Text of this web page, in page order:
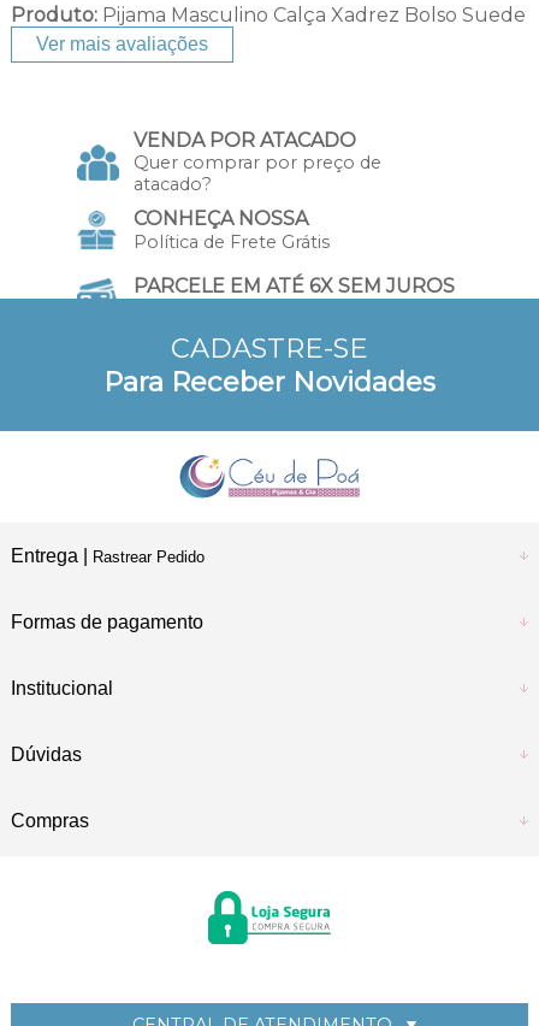
Produto:Pijama Masculino Calça Xadrez Bolso Suede
Ver mais avaliações
VENDA POR ATACADO
Quer comprar por preço de
atacado?
CONHEÇA NOSSA
Política de Frete Grátis
PARCELE EM ATÉ 6X SEM JUROS
10% DE DESCONTO
a vista no Pix e Boleto
CADASTRE-SE
Para Receber Novidades
Entrega | Rastrear Pedido
Formas de pagamento
Institucional
Dúvidas
Compras